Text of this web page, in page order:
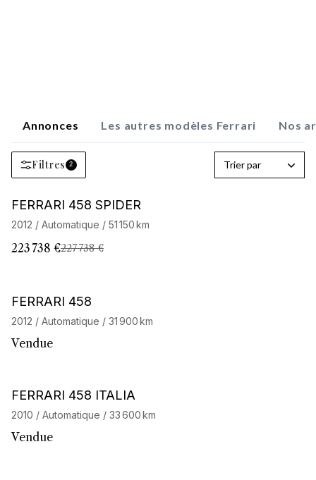
Annonces Les autres modèles Ferrari Nos
Filtres 2 Trier par
Barnes Exclusive
FERRARI 458 SPIDER
2012 / Automatique / 51 150 km
223 738 €227 738 €
Barnes Exclusive
FERRARI 458
2012 / Automatique / 31 900 km
Vendue
Barnes Exclusive Stock CarJager
FERRARI 458 ITALIA
2010 / Automatique / 33 600 km
Vendue